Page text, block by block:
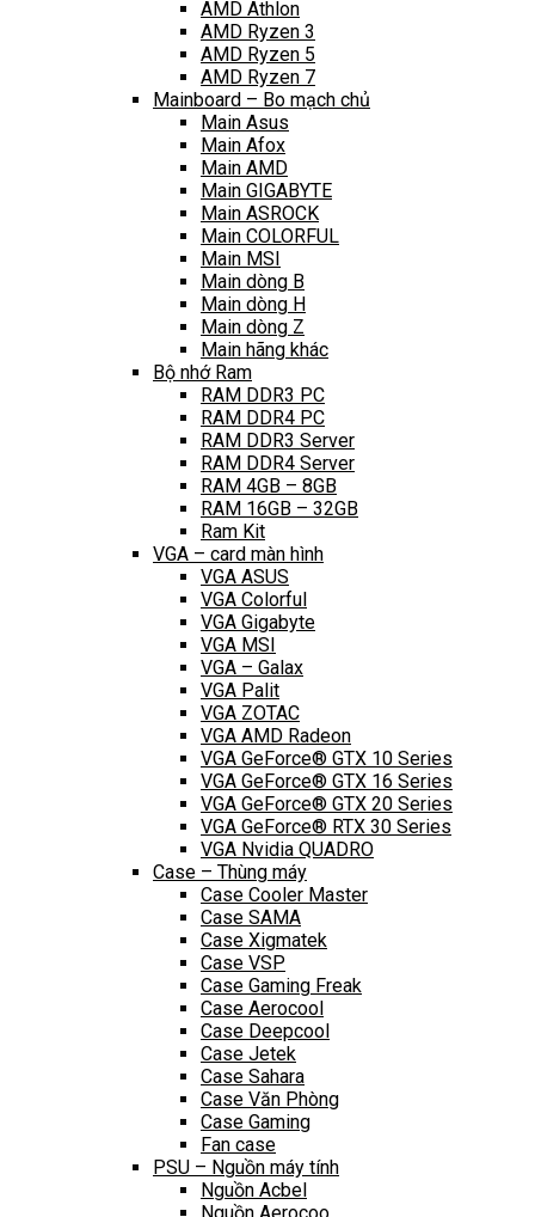
AMD Athlon
AMD Ryzen 3
AMD Ryzen 5
AMD Ryzen 7
Mainboard – Bo mạch chủ
Main Asus
Main Afox
Main AMD
Main GIGABYTE
Main ASROCK
Main COLORFUL
Main MSI
Main dòng B
Main dòng H
Main dòng Z
Main hãng khác
Bộ nhớ Ram
RAM DDR3 PC
RAM DDR4 PC
RAM DDR3 Server
RAM DDR4 Server
RAM 4GB – 8GB
RAM 16GB – 32GB
Ram Kit
VGA – card màn hình
VGA ASUS
VGA Colorful
VGA Gigabyte
VGA MSI
VGA – Galax
VGA Palit
VGA ZOTAC
VGA AMD Radeon
VGA GeForce® GTX 10 Series
VGA GeForce® GTX 16 Series
VGA GeForce® GTX 20 Series
VGA GeForce® RTX 30 Series
VGA Nvidia QUADRO
Case – Thùng máy
Case Cooler Master
Case SAMA
Case Xigmatek
Case VSP
Case Gaming Freak
Case Aerocool
Case Deepcool
Case Jetek
Case Sahara
Case Văn Phòng
Case Gaming
Fan case
PSU – Nguồn máy tính
Nguồn Acbel